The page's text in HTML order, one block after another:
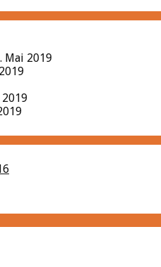
Mai 2019